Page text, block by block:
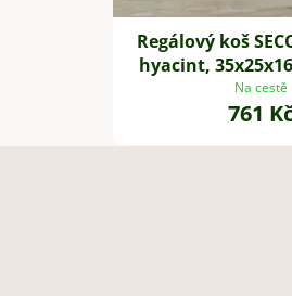
Regálový koš
hyacint,
Na cestě
761